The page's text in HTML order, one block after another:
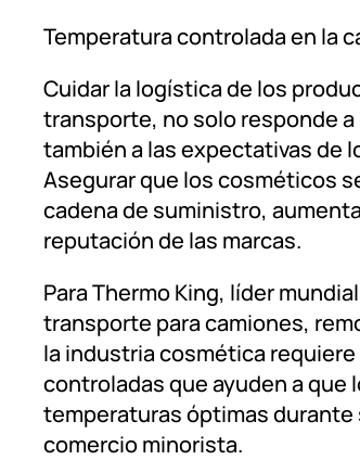
Temperatura controlada en la
Cuidar la logística de los
transporte, no solo responde
también a las expectativas de
Asegurar que los cosméticos
cadena de suministro,
reputación de las marcas.
Para Thermo King, líder
transporte para camiones,
la industria cosmética
controladas que ayuden a
temperaturas óptimas
comercio minorista.